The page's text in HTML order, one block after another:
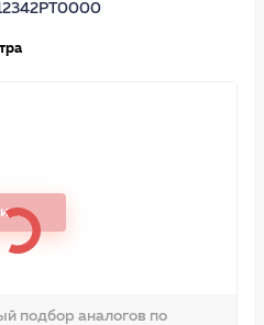
подбор аналогов по